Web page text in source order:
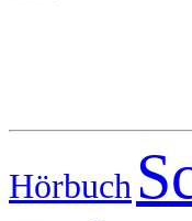
Hörbuch